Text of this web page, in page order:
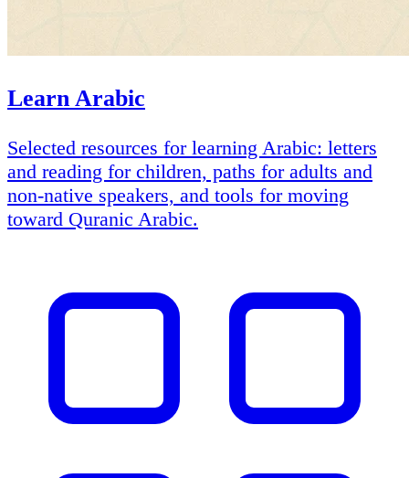
Learn Arabic
Selected resources for learning Arabic: letters
and reading for children, paths for adults and
non-native speakers, and tools for moving
toward Quranic Arabic.